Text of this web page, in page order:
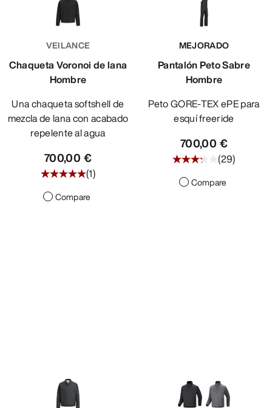
VEILANCE
Chaqueta Voronoi de lana
Hombre
Una chaqueta softshell de
mezcla de lana con acabado
repelente al agua
700,00 €
(1)
Compare
MEJORADO
Pantalón Peto Sabre
Hombre
Peto GORE-TEX ePE para
esquí freeride
700,00 €
(29)
Compare